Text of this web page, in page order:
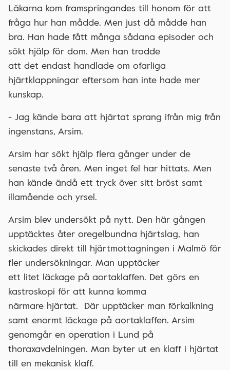
Läkarna kom framspringandes till honom för att
fråga hur han mådde. Men just då mådde han
bra. Han hade fått många sådana episoder och
sökt hjälp för dom. Men han trodde
att det endast handlade om ofarliga
hjärtklappningar eftersom han inte hade mer
kunskap.
- Jag kände bara att hjärtat sprang ifrån mig från
ingenstans, Arsim.
Arsim har sökt hjälp flera gånger under de
senaste två åren. Men inget fel har hittats. Men
han kände ändå ett tryck över sitt bröst samt
illamående och yrsel.
Arsim blev undersökt på nytt. Den här gången
upptäcktes åter oregelbundna hjärtslag, han
skickades direkt till hjärtmottagningen i Malmö för
fler undersökningar. Man upptäcker
ett litet läckage på aortaklaffen. Det görs en
kastroskopi för att kunna komma
närmare hjärtat. Där upptäcker man förkalkning
samt enormt läckage på aortaklaffen. Arsim
genomgår en operation i Lund på
thoraxavdelningen. Man byter ut en klaff i hjärtat
till en mekanisk klaff.